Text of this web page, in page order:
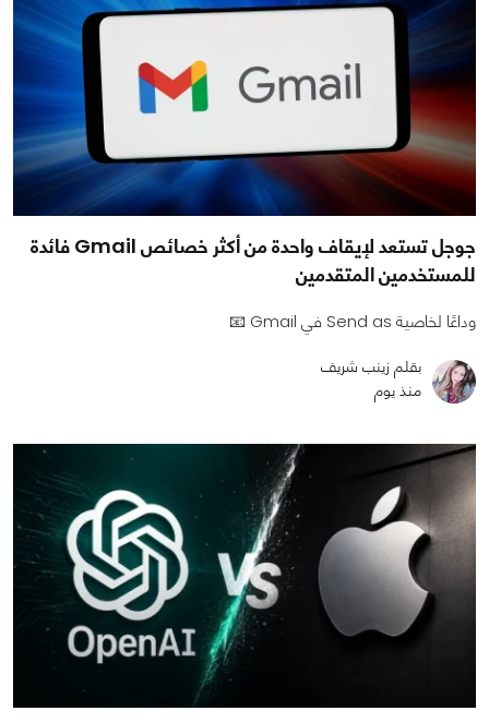
جوجل تستعد لإيقاف واحدة من أكثر خصائص Gmail فائدة
للمستخدمين المتقدمين
وداعًا لخاصية Send as في Gmail 📧
بقلم زينب شريف
منذ يوم